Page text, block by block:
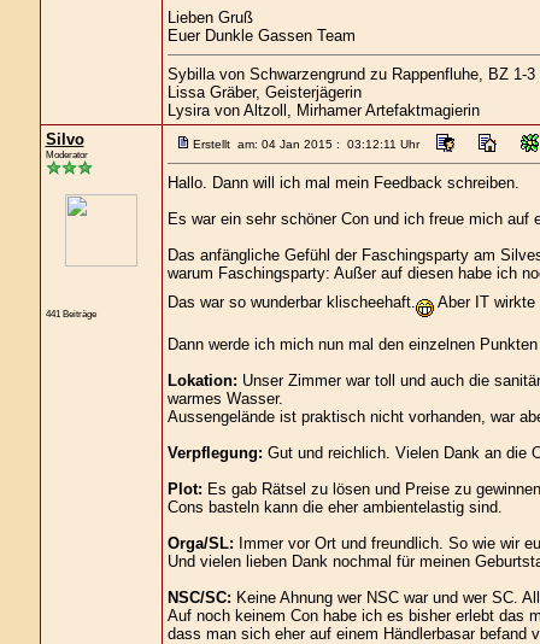
Lieben Gruß
Euer Dunkle Gassen Team
Sybilla von Schwarzengrund zu Rappenfluhe, BZ 1-3
Lissa Gräber, Geisterjägerin
Lysira von Altzoll, Mirhamer Artefaktmagierin
Silvo
Moderator
441 Beiträge
Erstellt am: 04 Jan 2015 : 03:12:11 Uhr
Hallo. Dann will ich mal mein Feedback schreiben.
Es war ein sehr schöner Con und ich freue mich auf
Das anfängliche Gefühl der Faschingsparty am
warum Faschingsparty: Außer auf diesen habe ich
Das war so wunderbar klischeehaft.
Aber IT wirkte
Dann werde ich mich nun mal den einzelnen
Lokation: Unser Zimmer war toll und auch die
warmes Wasser.
Aussengelände ist praktisch nicht vorhanden, war
Verpflegung: Gut und reichlich. Vielen Dank an die
Plot: Es gab Rätsel zu lösen und Preise zu
Cons basteln kann die eher ambientelastig sind.
Orga/SL: Immer vor Ort und freundlich. So wie wir
Und vielen lieben Dank nochmal für meinen
NSC/SC: Keine Ahnung wer NSC war und wer SC.
Auf noch keinem Con habe ich es bisher erlebt das
dass man sich eher auf einem Händlerbasar befand